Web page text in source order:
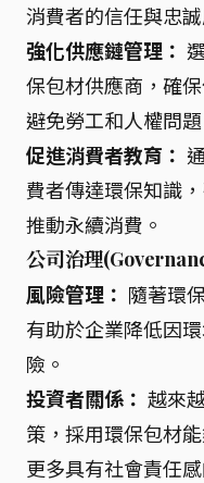
消費者的信任與忠誠
強化供應鏈管理：
保包材供應商，確
避免勞工和人權問題
促進消費者教育：
費者傳達環保知識
推動永續消費。
公司治理
風險管理： 隨著環
有助於企業降低因
險。
投資者關係： 越來
策，採用環保包材
更多具有社會責任